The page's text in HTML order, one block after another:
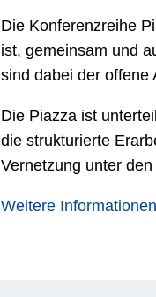
Die Konferenzreihe
ist, gemeinsam und
sind dabei der offene
Die Piazza ist
die strukturierte
Vernetzung unter
Weitere